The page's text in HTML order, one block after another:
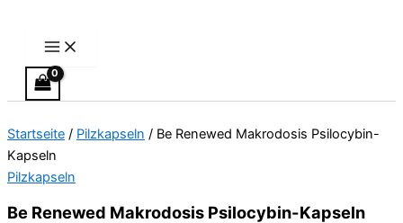
springen
Startseite / Pilzkapseln / Be Renewed Makrodosis Psilocybin-
Kapseln
Pilzkapseln
Be Renewed Makrodosis Psilocybin-Kapseln
Makrodosis
Kapseln
Menge